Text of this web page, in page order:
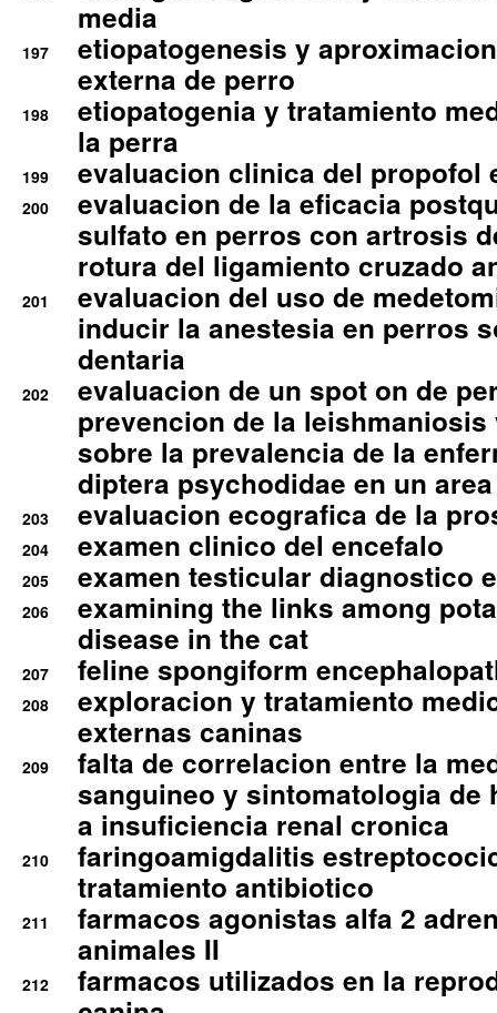
media
197
etiopatogenesis y
externa de perro
198
etiopatogenia y tratamiento
la perra
199 evaluacion clinica del propofol
200
evaluacion de la eficacia
sulfato en perros con artrosis
rotura del ligamiento cruzado
201
evaluacion del uso de
inducir la anestesia en perros
dentaria
202
evaluacion de un spot on de
prevencion de la
sobre la prevalencia de la
diptera psychodidae en un
203 evaluacion ecografica de la
204 examen clinico del encefalo
205 examen testicular diagnostico
206
examining the links among
disease in the cat
207 feline spongiform
208
exploracion y tratamiento
externas caninas
209
falta de correlacion entre la
sanguineo y sintomatologia de
a insuficiencia renal cronica
210
faringoamigdalitis
tratamiento antibiotico
211
farmacos agonistas alfa 2
animales II
212
farmacos utilizados en la